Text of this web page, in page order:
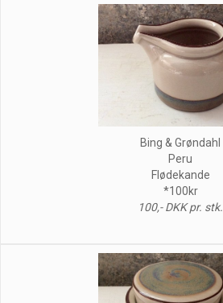
Bing & Grøndahl
Peru
Flødekande
*100kr
100,- DKK pr. stk.